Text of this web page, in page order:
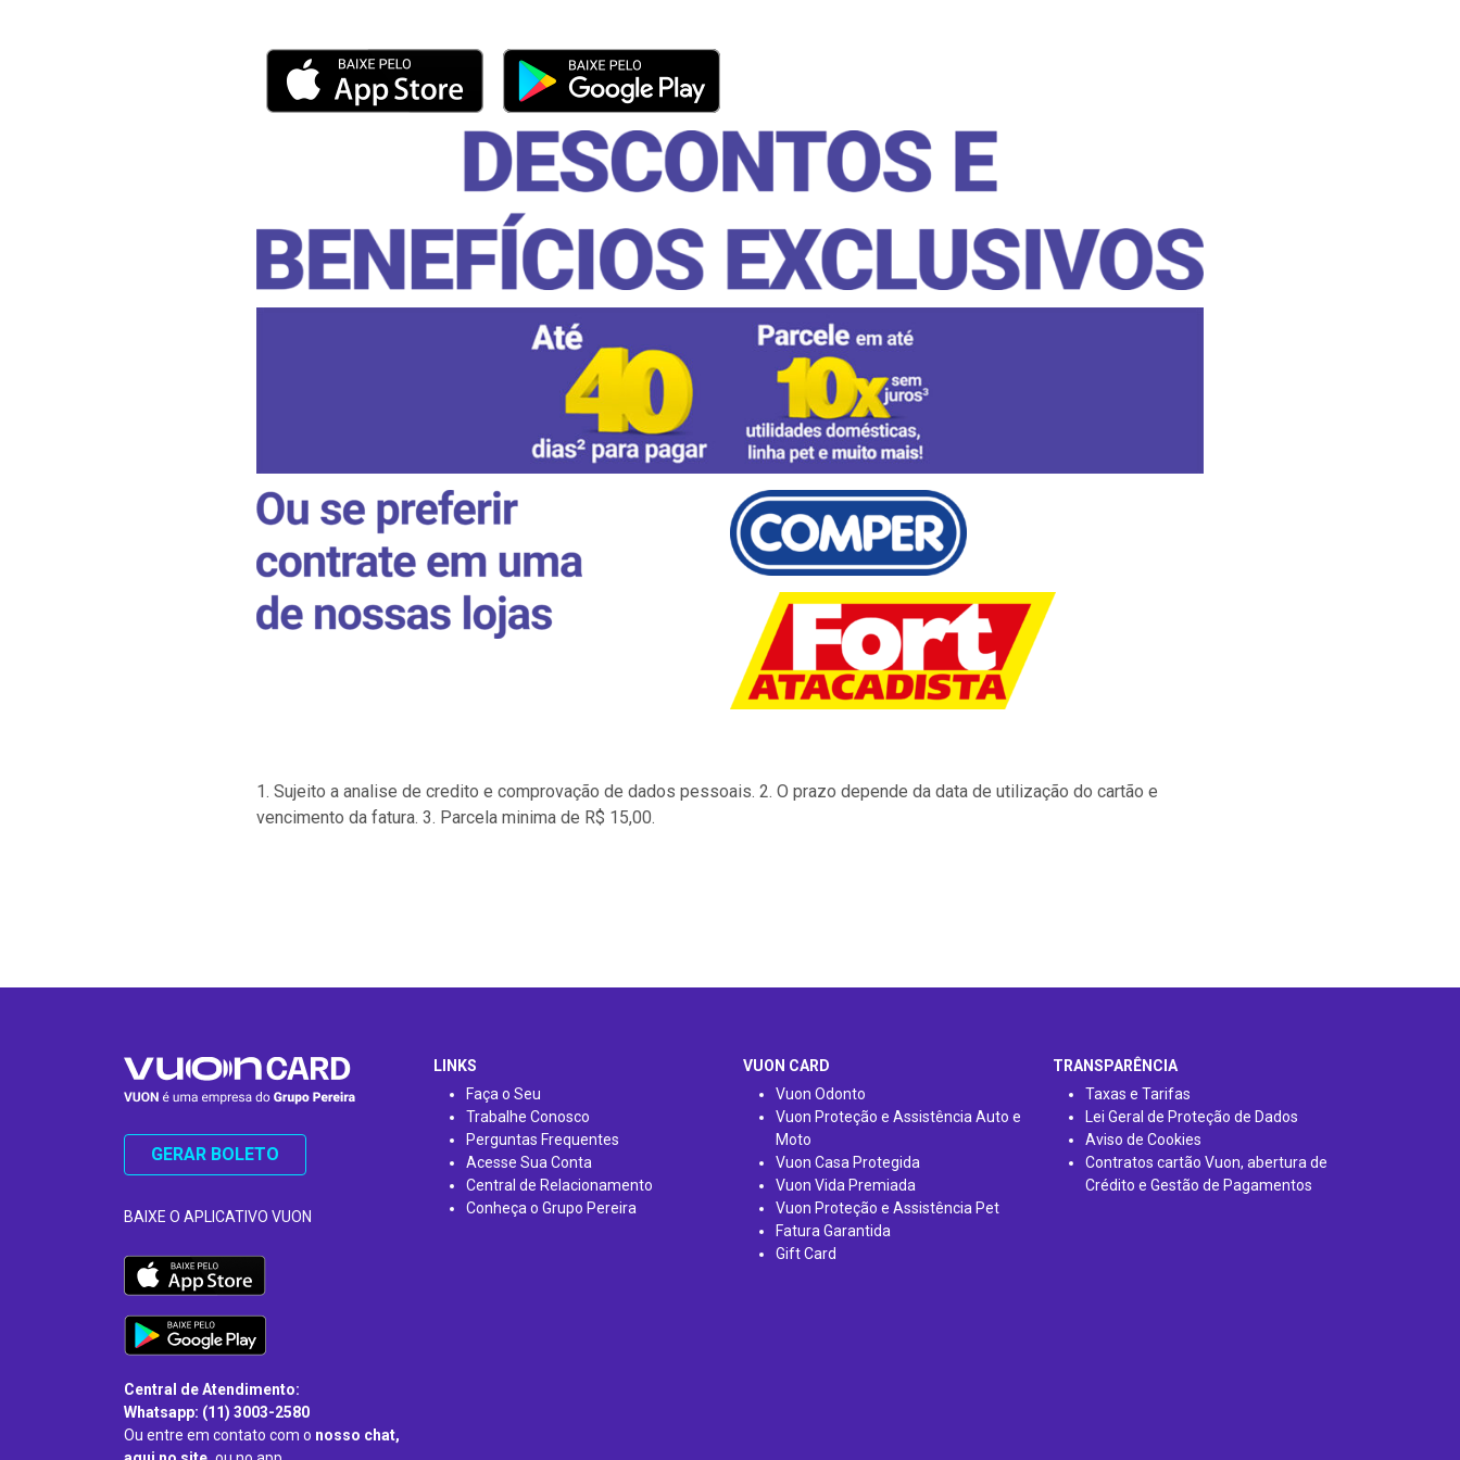
1. Sujeito a analise de credito e comprovação de dados pessoais. 2. O prazo depende da data de utilização do cartão e
vencimento da fatura. 3. Parcela minima de R$ 15,00.
GERAR BOLETO
BAIXE O APLICATIVO VUON
Central de Atendimento:
Whatsapp: (11) 3003-2580
Ou entre em contato com o nosso chat,
LINKS
Faça o Seu
Trabalhe Conosco
Perguntas Frequentes
Acesse Sua Conta
Central de Relacionamento
Conheça o Grupo Pereira
VUON CARD
Vuon Odonto
Vuon Proteção e Assistência Auto e
Moto
Vuon Casa Protegida
Vuon Vida Premiada
Vuon Proteção e Assistência Pet
Fatura Garantida
Gift Card
TRANSPARÊNCIA
Taxas e Tarifas
Lei Geral de Proteção de Dados
Aviso de Cookies
Contratos cartão Vuon, abertura de
Crédito e Gestão de Pagamentos